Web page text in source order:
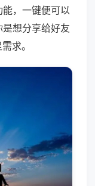
，一键便可以
想分享给好友
求。